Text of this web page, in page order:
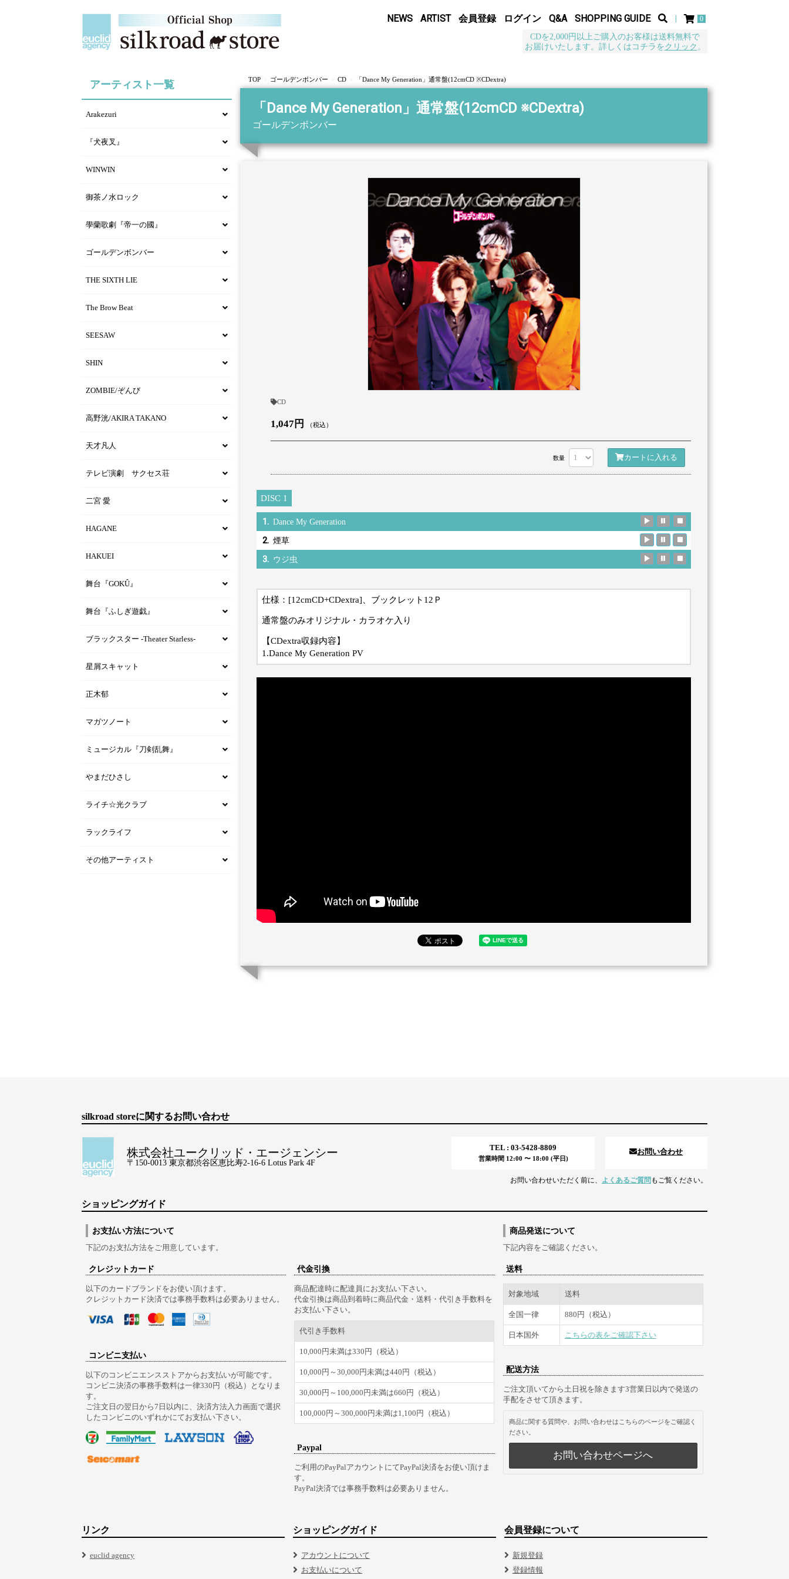
NEWS ARTIST 会員登録 ログイン Q&A SHOPPING GUIDE 0
CDを2,000円以上ご購入のお客様は送料無料で
お届けいたします。詳しくはコチラをクリック 。
TOP ゴールデンボンバー CD 「Dance My Generation」通常盤(12cmCD ※CDextra)
「Dance My Generation」通常盤(12cmCD ※CDextra)
ゴールデンボンバー
CD
1,047円 （税込）
数量 カートに入れる
DISC 1
1. Dance My Generation
2. 煙草
3. ウジ虫
仕様：[12cmCD+CDextra]、ブックレット12Ｐ
通常盤のみオリジナル・カラオケ入り
【CDextra収録内容】
1.Dance My Generation PV
アーティスト一覧
Arakezuri
『犬夜叉』
WINWIN
御茶ノ水ロック
學蘭歌劇『帝一の國』
ゴールデンボンバー
THE SIXTH LIE
The Brow Beat
SEESAW
SHIN
ZOMBIE/ぞんび
高野洸/AKIRA TAKANO
天才凡人
テレビ演劇 サクセス荘
二宮 愛
HAGANE
HAKUEI
舞台『GOKÛ』
舞台『ふしぎ遊戯』
ブラックスター -Theater Starless-
星屑スキャット
正木郁
マガツノート
ミュージカル『刀剣乱舞』
やまだひさし
ライチ☆光クラブ
ラックライフ
その他アーティスト
silkroad storeに関するお問い合わせ
株式会社ユークリッド・エージェンシー
〒150-0013 東京都渋谷区恵比寿2-16-6 Lotus Park 4F
TEL : 03-5428-8809
営業時間 12:00 〜 18:00 (平日)
お問い合わせ
お問い合わせいただく前に、 よくあるご質問 もご覧ください。
ショッピングガイド
お支払い方法について
下記のお支払方法をご用意しています。
クレジットカード
以下のカードブランドをお使い頂けます。
クレジットカード決済では事務手数料は必要ありません。
コンビニ支払い
以下のコンビニエンスストアからお支払いが可能です。
コンビニ決済の事務手数料は一律330円（税込）となりま
す。
ご注文日の翌日から7日以内に、決済方法入力画面で選択
したコンビニのいずれかにてお支払い下さい。
代金引換
商品配達時に配達員にお支払い下さい。
代金引換は商品到着時に商品代金・送料・代引き手数料を
お支払い下さい。
代引き手数料
10,000円未満は330円（税込）
10,000円～30,000円未満は440円（税込）
30,000円～100,000円未満は660円（税込）
100,000円～300,000円未満は1,100円（税込）
Paypal
ご利用のPayPalアカウントにてPayPal決済をお使い頂けま
す。
PayPal決済では事務手数料は必要ありません。
商品発送について
下記内容をご確認ください。
送料
対象地域 送料
全国一律 880円（税込）
日本国外 こちらの表をご確認下さい
配送方法
ご注文頂いてから土日祝を除きます3営業日以内で発送の
手配をさせて頂きます。
商品に関する質問や、お問い合わせはこちらのページをご確認く
ださい。
お問い合わせページへ
リンク
euclid agency
ショッピングガイド
アカウントについて
お支払いについて
会員登録について
新規登録
登録情報